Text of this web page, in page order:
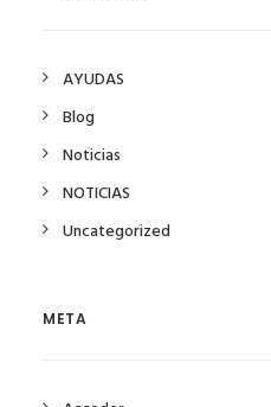
AYUDAS
Blog
Noticias
NOTICIAS
Uncategorized
META